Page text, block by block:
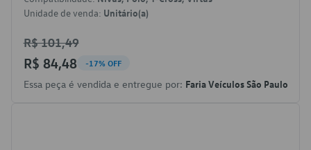
Unidade de venda: Unitário(a)
R$ 101,49
R$ 84,48 -17% OFF
Essa peça é vendida e entregue por: Faria Veículos São Paulo